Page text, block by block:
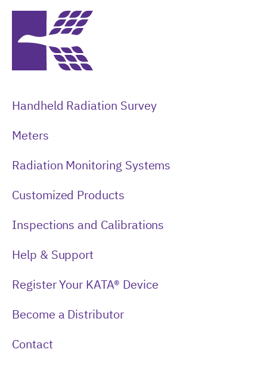
Handheld Radiation Survey
Meters
Radiation Monitoring Systems
Customized Products
Inspections and Calibrations
Help & Support
Register Your KATA® Device
Become a Distributor
Contact